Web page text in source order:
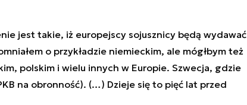
jest takie, iż europejscy sojusznicy będą wydawać
o przykładzie niemieckim, ale mógłbym też
polskim i wielu innych w Europie. Szwecja, gdzie
na obronność). (…) Dzieje się to pięć lat przed